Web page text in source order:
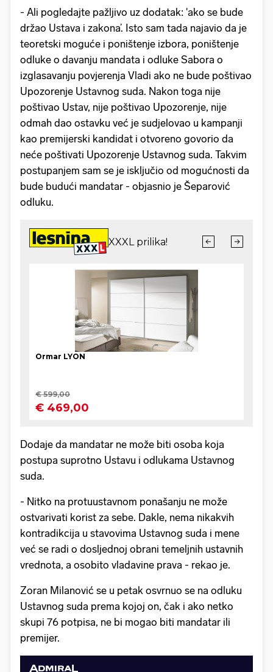
- Ali pogledajte pažljivo uz dodatak: 'ako se bude
držao Ustava i zakona’. Isto sam tada najavio da je
teoretski moguće i poništenje izbora, poništenje
odluke o davanju mandata i odluke Sabora o
izglasavanju povjerenja Vladi ako ne bude poštivao
Upozorenje Ustavnog suda. Nakon toga nije
poštivao Ustav, nije poštivao Upozorenje, nije
odmah dao ostavku već je sudjelovao u kampanji
kao premijerski kandidat i otvoreno govorio da
neće poštivati Upozorenje Ustavnog suda. Takvim
postupanjem sam se je isključio od mogućnosti da
bude budući mandatar - objasnio je Šeparović
odluku.
Dodaje da mandatar ne može biti osoba koja
postupa suprotno Ustavu i odlukama Ustavnog
suda.
- Nitko na protuustavnom ponašanju ne može
ostvarivati korist za sebe. Dakle, nema nikakvih
kontradikcija u stavovima Ustavnog suda i mene
već se radi o dosljednoj obrani temeljnih ustavnih
vrednota, a osobito vladavine prava - rekao je.
Zoran Milanović se u petak osvrnuo se na odluku
Ustavnog suda prema kojoj on, čak i ako netko
skupi 76 potpisa, ne bi mogao biti mandatar ili
premijer.